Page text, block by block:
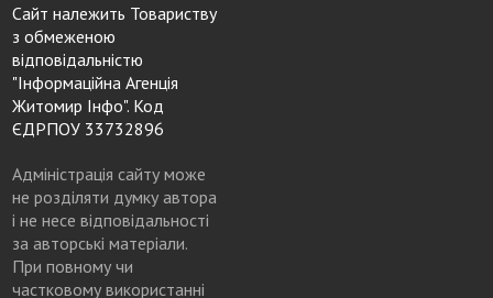
Сайт належить Товариству
з обмеженою
відповідальністю
"Інформаційна Агенція
Житомир Інфо". Код
ЄДРПОУ 33732896
Адміністрація сайту може
не розділяти думку автора
і не несе відповідальності
за авторські матеріали.
При повному чи
частковому використанні